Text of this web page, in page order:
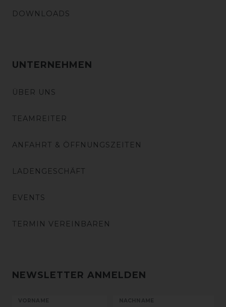
DOWNLOADS
UNTERNEHMEN
ÜBER UNS
TEAMREITER
ANFAHRT & ÖFFNUNGSZEITEN
LADENGESCHÄFT
EVENTS
TERMIN VEREINBAREN
NEWSLETTER ANMELDEN
VORNAME NACHNAME